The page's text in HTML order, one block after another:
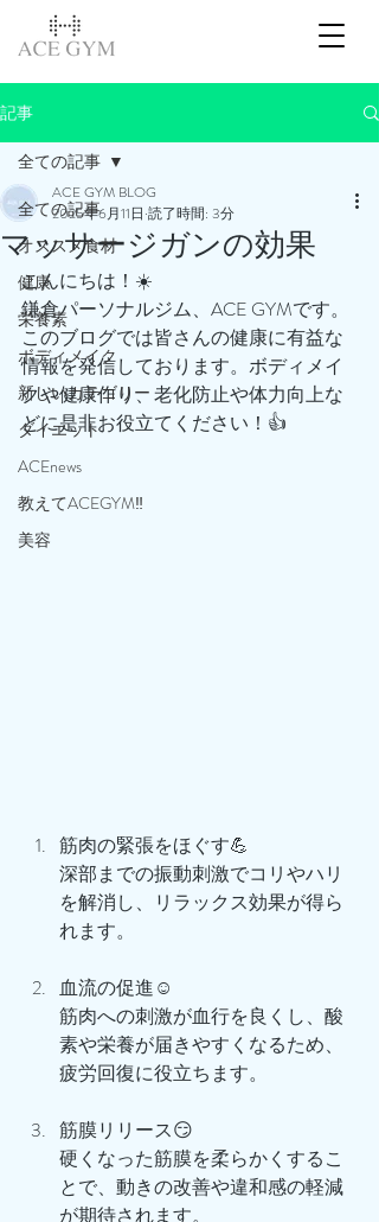
記事
全ての記事
オススメ食材
健康
栄養素
ボディメイク
新しいカテゴリー
ダイエット
ACEnews
教えてACEGYM‼️
美容
全ての記事
マッサージガンの効果
ACE GYM BLOG
2025年6月11日 読了時間: 3分
こんにちは！☀️
鎌倉パーソナルジム、ACE GYMです。
このブログでは皆さんの健康に有益な
情報を発信しております。ボディメイ
クや健康作り、老化防止や体力向上な
どに是非お役立てください！👍
筋肉の緊張をほぐす💪
深部までの振動刺激でコリやハリ
を解消し、リラックス効果が得ら
れます。
血流の促進☺️
筋肉への刺激が血行を良くし、酸
素や栄養が届きやすくなるため、
疲労回復に役立ちます。
筋膜リリース😏
硬くなった筋膜を柔らかくするこ
とで、動きの改善や違和感の軽減
が期待されます。